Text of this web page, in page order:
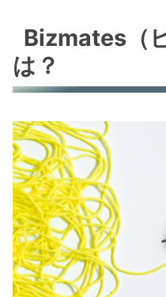
Bizmates（
は？